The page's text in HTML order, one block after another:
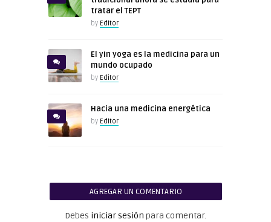
tratar el TEPT
by Editor
El yin yoga es la medicina para un
mundo ocupado
by Editor
Hacia una medicina energética
by Editor
AGREGAR UN COMENTARIO
Debes iniciar sesión para comentar.